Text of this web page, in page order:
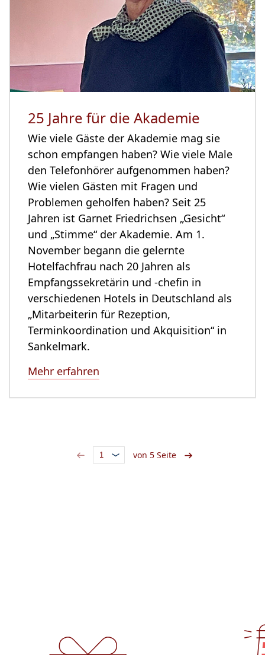
25 Jahre für die Akademie
Wie viele Gäste der Akademie mag sie
schon empfangen haben? Wie viele Male
den Telefonhörer aufgenommen haben?
Wie vielen Gästen mit Fragen und
Problemen geholfen haben? Seit 25
Jahren ist Garnet Friedrichsen „Gesicht“
und „Stimme“ der Akademie. Am 1.
November begann die gelernte
Hotelfachfrau nach 20 Jahren als
Empfangssekretärin und -chefin in
verschiedenen Hotels in Deutschland als
„Mitarbeiterin für Rezeption,
Terminkoordination und Akquisition“ in
Sankelmark.
Mehr erfahren
von 5 Seite